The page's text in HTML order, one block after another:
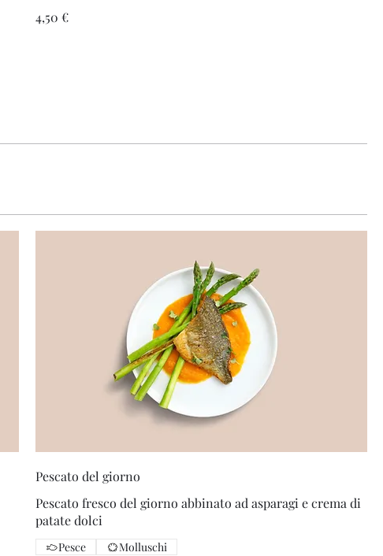
4,50 €
Pescato del giorno
Pescato fresco del giorno abbinato ad asparagi e crema di
patate dolci
Pesce Molluschi